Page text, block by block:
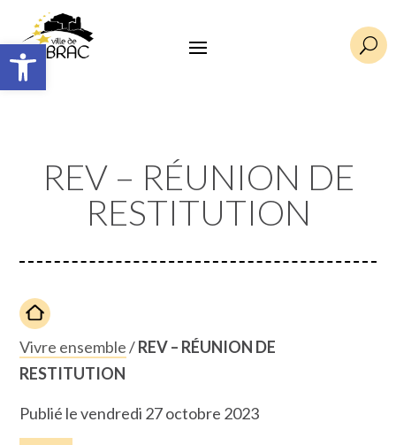
Ouvrir la barre d’outils U
REV – RÉUNION DE
RESTITUTION
Vivre ensemble/REV – RÉUNION DE
RESTITUTION
Publié le vendredi 27 octobre 2023